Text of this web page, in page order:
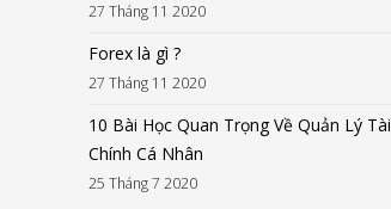
27 Tháng 11 2020
Forex là gì ?
27 Tháng 11 2020
10 Bài Học Quan Trọng Về Quản Lý Tài
Chính Cá Nhân
25 Tháng 7 2020